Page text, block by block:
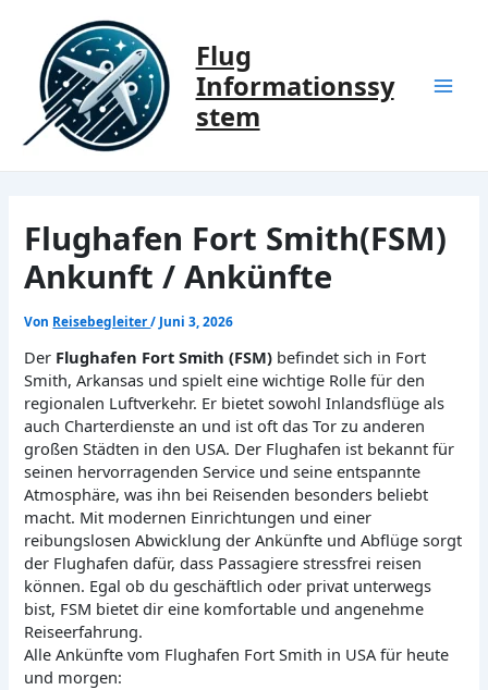
springen
Flug
Informationssy
stem
Flughafen Fort Smith(FSM)
Ankunft / Ankünfte
Von Reisebegleiter/ Juni 3, 2026
Der Flughafen Fort Smith (FSM) befindet sich in Fort
Smith, Arkansas und spielt eine wichtige Rolle für den
regionalen Luftverkehr. Er bietet sowohl Inlandsflüge als
auch Charterdienste an und ist oft das Tor zu anderen
großen Städten in den USA. Der Flughafen ist bekannt für
seinen hervorragenden Service und seine entspannte
Atmosphäre, was ihn bei Reisenden besonders beliebt
macht. Mit modernen Einrichtungen und einer
reibungslosen Abwicklung der Ankünfte und Abflüge sorgt
der Flughafen dafür, dass Passagiere stressfrei reisen
können. Egal ob du geschäftlich oder privat unterwegs
bist, FSM bietet dir eine komfortable und angenehme
Reiseerfahrung.
Alle Ankünfte vom Flughafen Fort Smith in USA für heute
und morgen: